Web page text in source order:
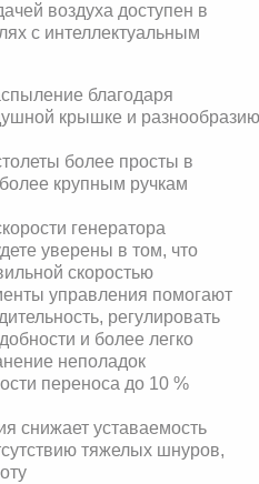
воздуха доступен в
с интеллектуальным
благодаря
крышке и разнообразию
более просты в
крупным ручкам
генератора
уверены в том, что
скоростью
управления помогают
регулировать
и более легко
неполадок
переноса до 10 %
снижает уставаемость
тяжелых шнуров,